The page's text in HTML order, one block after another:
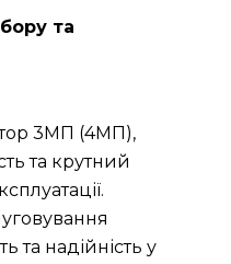
та
3МП (4МП),
та крутний
та надійність у